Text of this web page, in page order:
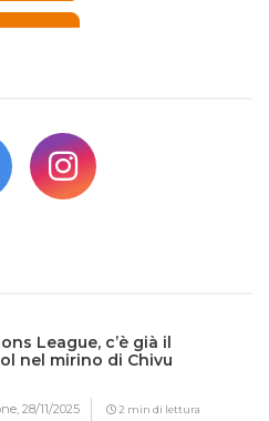
League, c’è già il
nel mirino di Chivu
28/11/2025 2 min di lettura